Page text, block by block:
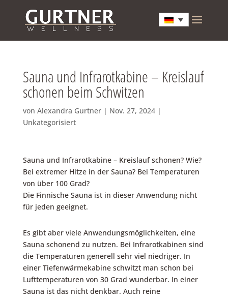
Sauna und Infrarotkabine – Kreislauf
schonen beim Schwitzen
von Alexandra Gurtner| Nov. 27, 2024|
Unkategorisiert
Sauna und Infrarotkabine – Kreislauf schonen? Wie?
Bei extremer Hitze in der Sauna? Bei Temperaturen
von über 100 Grad?
Die Finnische Sauna ist in dieser Anwendung nicht
für jeden geeignet.
Es gibt aber viele Anwendungsmöglichkeiten, eine
Sauna schonend zu nutzen. Bei Infrarotkabinen sind
die Temperaturen generell sehr viel niedriger. In
einer Tiefenwärmekabine schwitzt man schon bei
Lufttemperaturen von 30 Grad wunderbar. In einer
Sauna ist das nicht denkbar. Auch reine